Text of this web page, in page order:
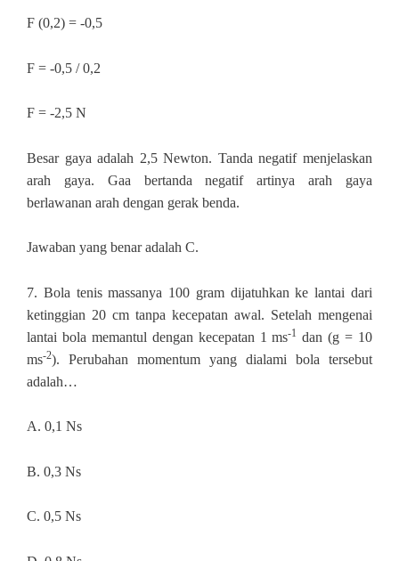
F (0,2) = -0,5
F = -0,5 / 0,2
F = -2,5 N
Besar gaya adalah 2,5 Newton. Tanda negatif menjelaskan
arah gaya. Gaa bertanda negatif artinya arah gaya
berlawanan arah dengan gerak benda.
Jawaban yang benar adalah C.
7. Bola tenis massanya 100 gram dijatuhkan ke lantai dari
ketinggian 20 cm tanpa kecepatan awal. Setelah mengenai
lantai bola memantul dengan kecepatan 1 ms-1 dan (g = 10
ms-2). Perubahan momentum yang dialami bola tersebut
adalah…
A. 0,1 Ns
B. 0,3 Ns
C. 0,5 Ns